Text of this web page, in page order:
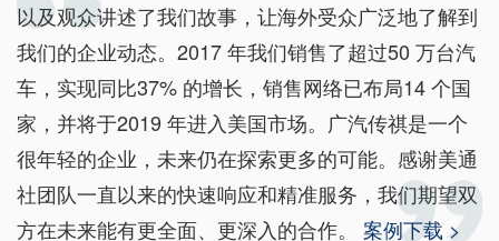
以及观众讲述了我们故事，让海外受众广泛地了解到
我们的企业动态。2017 年我们销售了超过50 万台汽
车，实现同比37% 的增长，销售网络已布局14 个国
家，并将于2019 年进入美国市场。广汽传祺是一个
很年轻的企业，未来仍在探索更多的可能。感谢美通
社团队一直以来的快速响应和精准服务，我们期望双
方在未来能有更全面、更深入的合作。 案例下载 >